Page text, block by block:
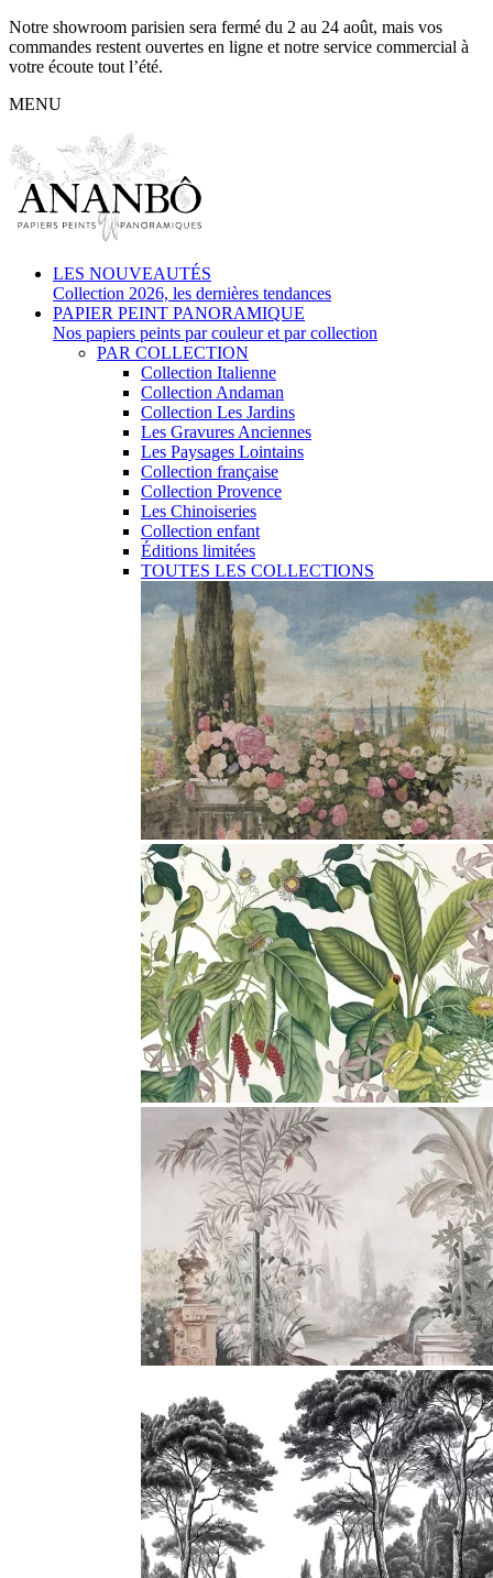
Notre showroom parisien sera fermé du 2 au 24 août, mais vos
commandes restent ouvertes en ligne et notre service commercial à
votre écoute tout l’été.
MENU
LES NOUVEAUTÉS
Collection 2026, les dernières tendances
PAPIER PEINT PANORAMIQUE
Nos papiers peints par couleur et par collection
PAR COLLECTION
Collection Italienne
Collection Andaman
Collection Les Jardins
Les Gravures Anciennes
Les Paysages Lointains
Collection française
Collection Provence
Les Chinoiseries
Collection enfant
Éditions limitées
TOUTES LES COLLECTIONS